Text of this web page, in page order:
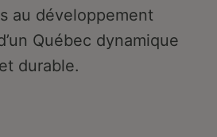
au développement
Québec dynamique
et durable.